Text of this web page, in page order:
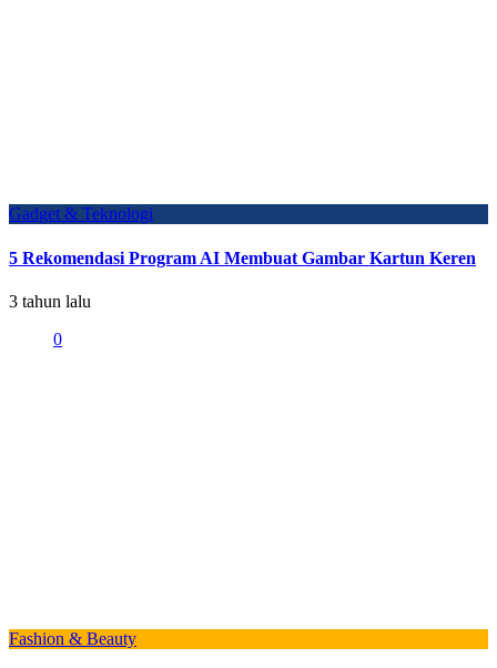
Gadget & Teknologi
5 Rekomendasi Program AI Membuat Gambar Kartun Keren
3 tahun lalu
0
Fashion & Beauty